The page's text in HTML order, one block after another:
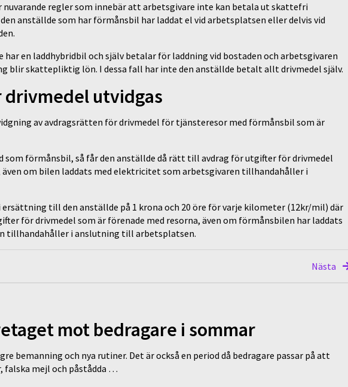
nuvarande regler som innebär att arbetsgivare inte kan betala ut skattefri
anställde som har förmånsbil har laddat el vid arbetsplatsen eller delvis vid
en laddhybridbil och själv betalar för laddning vid bostaden och arbetsgivaren
blir skattepliktig lön. I dessa fall har inte den anställde betalt allt drivmedel själv.
utvidgas
av avdragsrätten för drivmedel för tjänsteresor med förmånsbil som är
som förmånsbil, så får den anställde då rätt till avdrag för utgifter för drivmedel
om bilen laddats med elektricitet som arbetsgivaren tillhandahåller i
till den anställde på 1 krona och 20 öre för varje kilometer (12kr/mil) där
för drivmedel som är förenade med resorna, även om förmånsbilen har laddats
tillhandahåller i anslutning till arbetsplatsen.
Nästa
mot bedragare i sommar
bemanning och nya rutiner. Det är också en period då bedragare passar på att
falska mejl och påstådda …